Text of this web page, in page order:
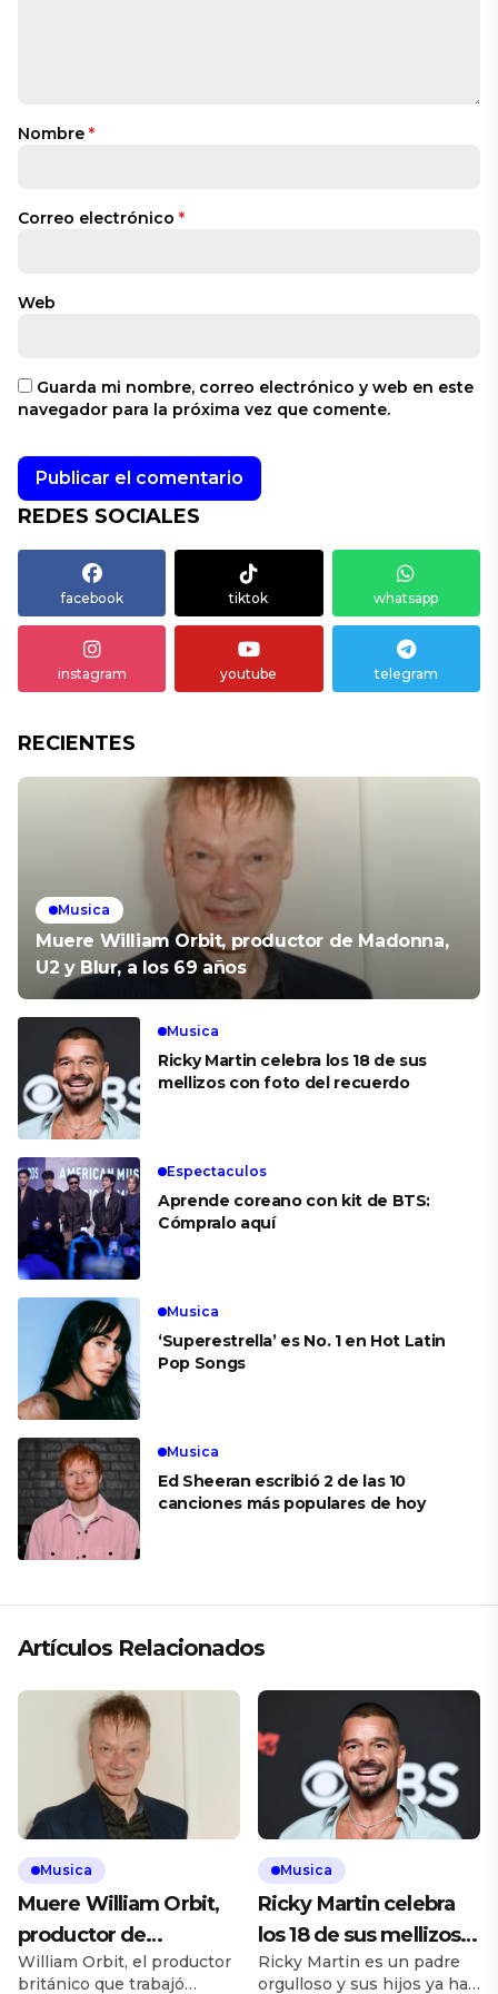
Nombre *
Correo electrónico *
Web
Guarda mi nombre, correo electrónico y web en este
navegador para la próxima vez que comente.
REDES SOCIALES
facebook tiktok whatsapp
instagram youtube telegram
RECIENTES
Musica
Muere William Orbit, productor de Madonna,
U2 y Blur, a los 69 años
Musica
Ricky Martin celebra los 18 de sus
mellizos con foto del recuerdo
Espectaculos
Aprende coreano con kit de BTS:
Cómpralo aquí
Musica
‘Superestrella’ es No. 1 en Hot Latin
Pop Songs
Musica
Ed Sheeran escribió 2 de las 10
canciones más populares de hoy
Artículos Relacionados
Musica
Muere William Orbit,
productor de
Madonna, U2 y Blur, a
William Orbit, el productor
británico que trabajó
Musica
Ricky Martin celebra
los 18 de sus mellizos
con foto del recuerdo
Ricky Martin es un padre
orgulloso y sus hijos ya han